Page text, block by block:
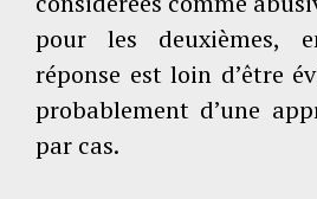
pour les deuxièmes,
réponse est loin d’être
probablement d’une
par cas.